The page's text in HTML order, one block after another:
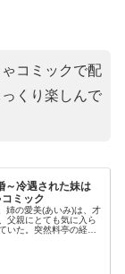
コミックで配
くり楽しんで
～冷遇された妹は
ミック
姉の愛美(あいみ)は、才
父親にとても気に入ら
いた。突然料亭の経営